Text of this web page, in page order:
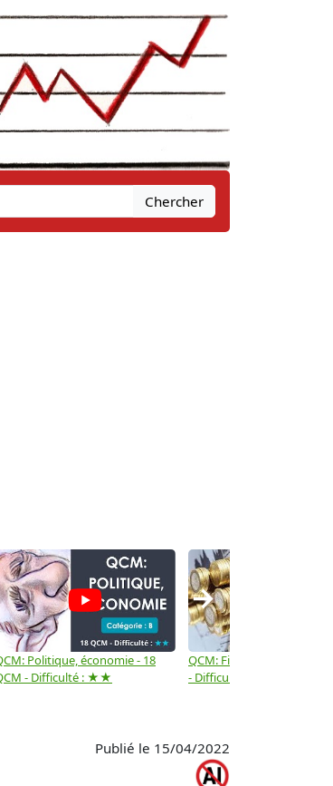
Chercher
Politique, économie - 18
- Difficulté : ★★
QCM: Finances - Niveau 3
- Difficulté : ★★★
→
Publié le 15/04/2022